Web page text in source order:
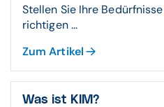
Stellen Sie Ihre
richtigen ...
Zum Artikel
Was ist KIM?